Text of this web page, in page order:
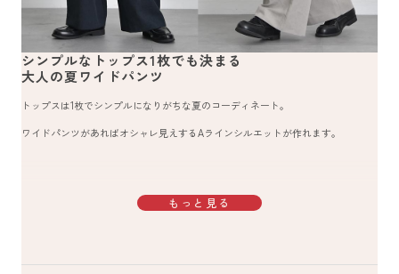
シンプルなトップス1枚でも決まる
大人の夏ワイドパンツ
トップスは1枚でシンプルになりがちな夏のコーディネート。
ワイドパンツがあればオシャレ見えするAラインシルエットが作れます。
もっと見る